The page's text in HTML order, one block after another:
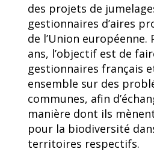
des projets de
gestionnaires d’aires
de l’Union européenne.
ans, l’objectif est de
gestionnaires français
ensemble sur des
communes, afin
manière dont ils
pour la biodiversité
territoires respectifs.